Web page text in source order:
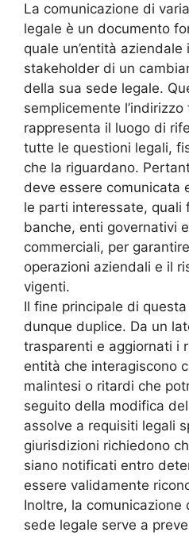
La comunicazione di
legale è un documento
quale un’entità
stakeholder di un
della sua sede legale.
semplicemente
rappresenta il luogo di
tutte le questioni legali,
che la riguardano.
deve essere comunicata
le parti interessate, quali
banche, enti governativi
commerciali, per
operazioni aziendali e il
vigenti.
Il fine principale di
dunque duplice. Da un
trasparenti e aggiornati i
entità che interagiscono
malintesi o ritardi che
seguito della modifica
assolve a requisiti legali
giurisdizioni richiedono
siano notificati entro
essere validamente
Inoltre, la comunicazione
sede legale serve a